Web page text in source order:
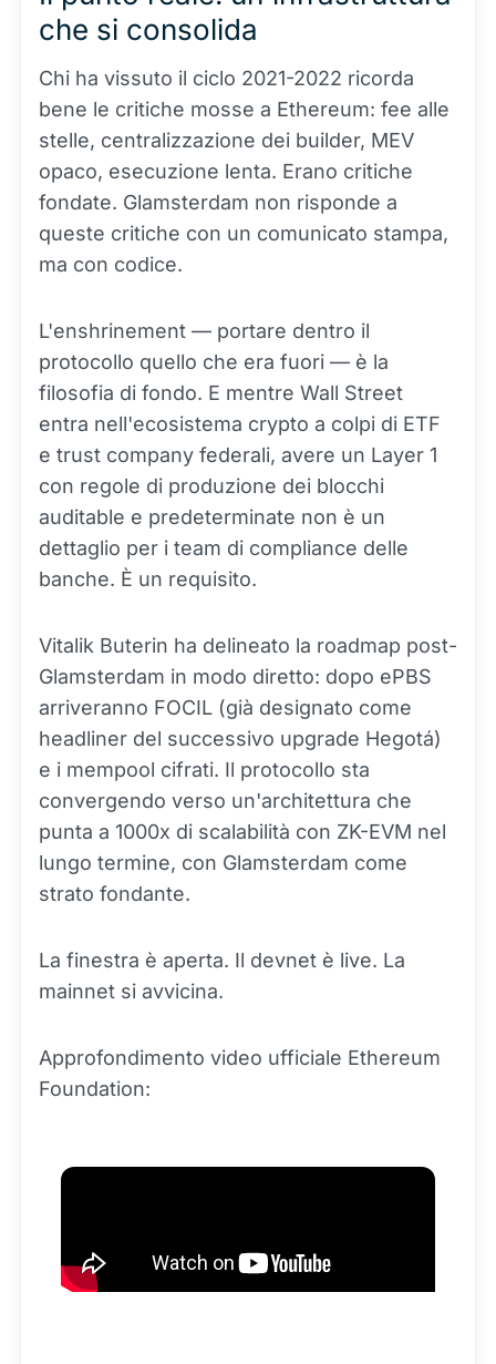
che si consolida
Chi ha vissuto il ciclo 2021-2022 ricorda
bene le critiche mosse a Ethereum: fee alle
stelle, centralizzazione dei builder, MEV
opaco, esecuzione lenta. Erano critiche
fondate. Glamsterdam non risponde a
queste critiche con un comunicato stampa,
ma con codice.
L'enshrinement — portare dentro il
protocollo quello che era fuori — è la
filosofia di fondo. E mentre Wall Street
entra nell'ecosistema crypto a colpi di ETF
e trust company federali, avere un Layer 1
con regole di produzione dei blocchi
auditable e predeterminate non è un
dettaglio per i team di compliance delle
banche. È un requisito.
Vitalik Buterin ha delineato la roadmap post-
Glamsterdam in modo diretto: dopo ePBS
arriveranno FOCIL (già designato come
headliner del successivo upgrade Hegotá)
e i mempool cifrati. Il protocollo sta
convergendo verso un'architettura che
punta a 1000x di scalabilità con ZK-EVM nel
lungo termine, con Glamsterdam come
strato fondante.
La finestra è aperta. Il devnet è live. La
mainnet si avvicina.
Approfondimento video ufficiale Ethereum
Foundation: